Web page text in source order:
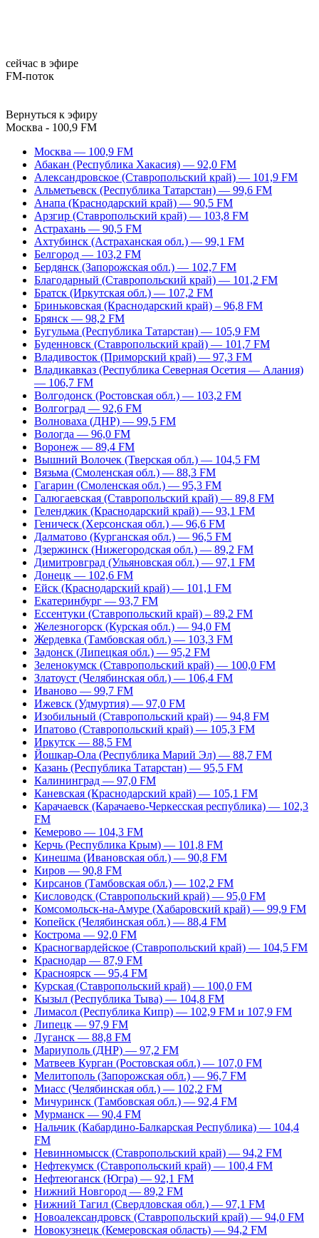
сейчас в эфире
FM-поток
Вернуться к эфиру
Москва - 100,9 FM
Москва — 100,9 FM
Абакан (Республика Хакасия) — 92,0 FM
Александровское (Ставропольский край) — 101,9 FM
Альметьевск (Республика Татарстан) — 99,6 FM
Анапа (Краснодарский край) — 90,5 FM
Арзгир (Ставропольский край) — 103,8 FM
Астрахань — 90,5 FM
Ахтубинск (Астраханская обл.) — 99,1 FM
Белгород — 103,2 FM
Бердянск (Запорожская обл.) — 102,7 FM
Благодарный (Ставропольский край) — 101,2 FM
Братск (Иркутская обл.) — 107,2 FM
Бриньковская (Краснодарский край) – 96,8 FM
Брянск — 98,2 FM
Бугульма (Республика Татарстан) — 105,9 FM
Буденновск (Ставропольский край) — 101,7 FM
Владивосток (Приморский край) — 97,3 FM
Владикавказ (Республика Северная Осетия — Алания)
— 106,7 FM
Волгодонск (Ростовская обл.) — 103,2 FM
Волгоград — 92,6 FM
Волноваха (ДНР) — 99,5 FM
Вологда — 96,0 FM
Воронеж — 89,4 FM
Вышний Волочек (Тверская обл.) — 104,5 FM
Вязьма (Смоленская обл.) — 88,3 FM
Гагарин (Смоленская обл.) — 95,3 FM
Галюгаевская (Ставропольский край) — 89,8 FM
Геленджик (Краснодарский край) — 93,1 FM
Геническ (Херсонская обл.) — 96,6 FM
Далматово (Курганская обл.) — 96,5 FM
Дзержинск (Нижегородская обл.) — 89,2 FM
Димитровград (Ульяновская обл.) — 97,1 FM
Донецк — 102,6 FM
Ейск (Краснодарский край) — 101,1 FM
Екатеринбург — 93,7 FM
Ессентуки (Ставропольский край) – 89,2 FM
Железногорск (Курская обл.) — 94,0 FM
Жердевка (Тамбовская обл.) — 103,3 FM
Задонск (Липецкая обл.) — 95,2 FM
Зеленокумск (Ставропольский край) — 100,0 FM
Златоуст (Челябинская обл.) — 106,4 FM
Иваново — 99,7 FM
Ижевск (Удмуртия) — 97,0 FM
Изобильный (Ставропольский край) — 94,8 FM
Ипатово (Ставропольский край) — 105,3 FM
Иркутск — 88,5 FM
Йошкар-Ола (Республика Марий Эл) — 88,7 FM
Казань (Республика Татарстан) — 95,5 FM
Калининград — 97,0 FM
Каневская (Краснодарский край) — 105,1 FM
Карачаевск (Карачаево-Черкесская республика) — 102,3
FM
Кемерово — 104,3 FM
Керчь (Республика Крым) — 101,8 FM
Кинешма (Ивановская обл.) — 90,8 FM
Киров — 90,8 FM
Кирсанов (Тамбовская обл.) — 102,2 FM
Кисловодск (Ставропольский край) — 95,0 FM
Комсомольск-на-Амуре (Хабаровский край) — 99,9 FM
Копейск (Челябинская обл.) — 88,4 FM
Кострома — 92,0 FM
Красногвардейское (Ставропольский край) — 104,5 FM
Краснодар — 87,9 FM
Красноярск — 95,4 FM
Курская (Ставропольский край) — 100,0 FM
Кызыл (Республика Тыва) — 104,8 FM
Лимасол (Республика Кипр) — 102,9 FM и 107,9 FM
Липецк — 97,9 FM
Луганск — 88,8 FM
Мариуполь (ДНР) — 97,2 FM
Матвеев Курган (Ростовская обл.) — 107,0 FM
Мелитополь (Запорожская обл.) — 96,7 FM
Миасс (Челябинская обл.) — 102,2 FM
Мичуринск (Тамбовская обл.) — 92,4 FM
Мурманск — 90,4 FM
Нальчик (Кабардино-Балкарская Республика) — 104,4
FM
Невинномысск (Ставропольский край) — 94,2 FM
Нефтекумск (Ставропольский край) — 100,4 FM
Нефтеюганск (Югра) — 92,1 FM
Нижний Новгород — 89,2 FM
Нижний Тагил (Свердловская обл.) — 97,1 FM
Новоалександровск (Ставропольский край) — 94,0 FM
Новокузнецк (Кемеровская область) — 94,2 FM